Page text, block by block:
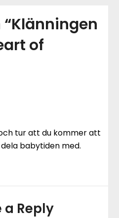
Klänningen
of
tur att du kommer att
babytiden med.
a Reply